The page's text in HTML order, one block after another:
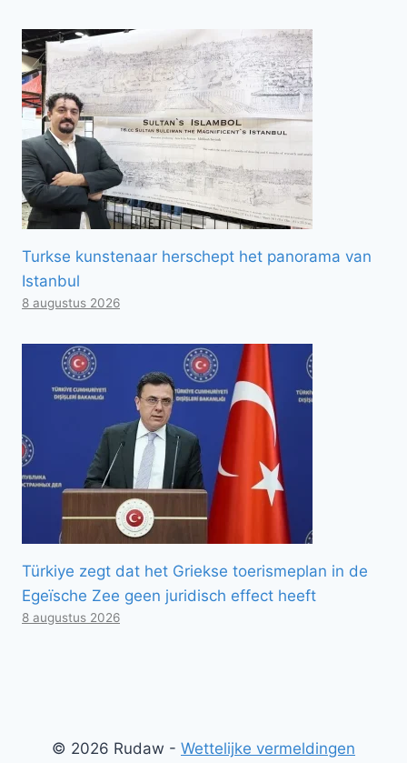
Turkse kunstenaar herschept het panorama van
Istanbul
8 augustus 2026
Türkiye zegt dat het Griekse toerismeplan in de
Egeïsche Zee geen juridisch effect heeft
8 augustus 2026
© 2026 Rudaw - Wettelijke vermeldingen